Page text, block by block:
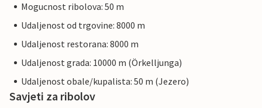
Mogucnost ribolova: 50 m
Udaljenost od trgovine: 8000 m
Udaljenost restorana: 8000 m
Udaljenost grada: 10000 m (Örkelljunga)
Udaljenost obale/kupalista: 50 m (Jezero)
Savjeti za ribolov